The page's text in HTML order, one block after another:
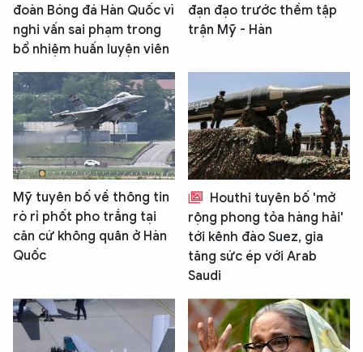
đoàn Bóng đá Hàn Quốc vì
nghi vấn sai phạm trong
bổ nhiệm huấn luyện viên
đạn đạo trước thềm tập
trận Mỹ - Hàn
Mỹ tuyên bố về thông tin
rò rỉ phốt pho trắng tại
căn cứ không quân ở Hàn
Quốc
Houthi tuyên bố 'mở
rộng phong tỏa hàng hải'
tới kênh đào Suez, gia
tăng sức ép với Arab
Saudi